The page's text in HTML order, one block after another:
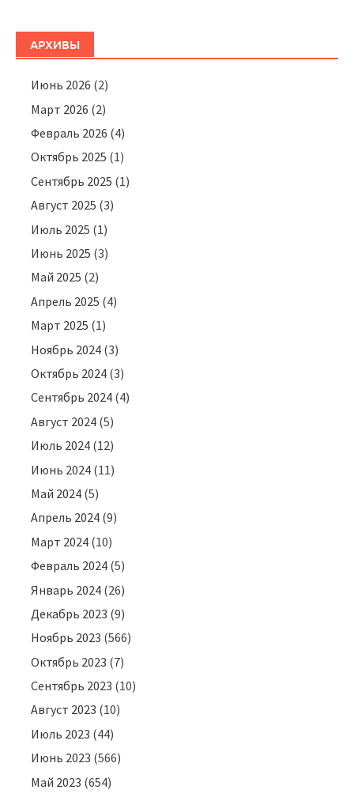
АРХИВЫ
Июнь 2026 (2)
Март 2026 (2)
Февраль 2026 (4)
Октябрь 2025 (1)
Сентябрь 2025 (1)
Август 2025 (3)
Июль 2025 (1)
Июнь 2025 (3)
Май 2025 (2)
Апрель 2025 (4)
Март 2025 (1)
Ноябрь 2024 (3)
Октябрь 2024 (3)
Сентябрь 2024 (4)
Август 2024 (5)
Июль 2024 (12)
Июнь 2024 (11)
Май 2024 (5)
Апрель 2024 (9)
Март 2024 (10)
Февраль 2024 (5)
Январь 2024 (26)
Декабрь 2023 (9)
Ноябрь 2023 (566)
Октябрь 2023 (7)
Сентябрь 2023 (10)
Август 2023 (10)
Июль 2023 (44)
Июнь 2023 (566)
Май 2023 (654)